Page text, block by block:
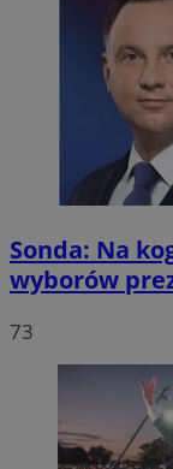
Sonda: Na
wyborów
73